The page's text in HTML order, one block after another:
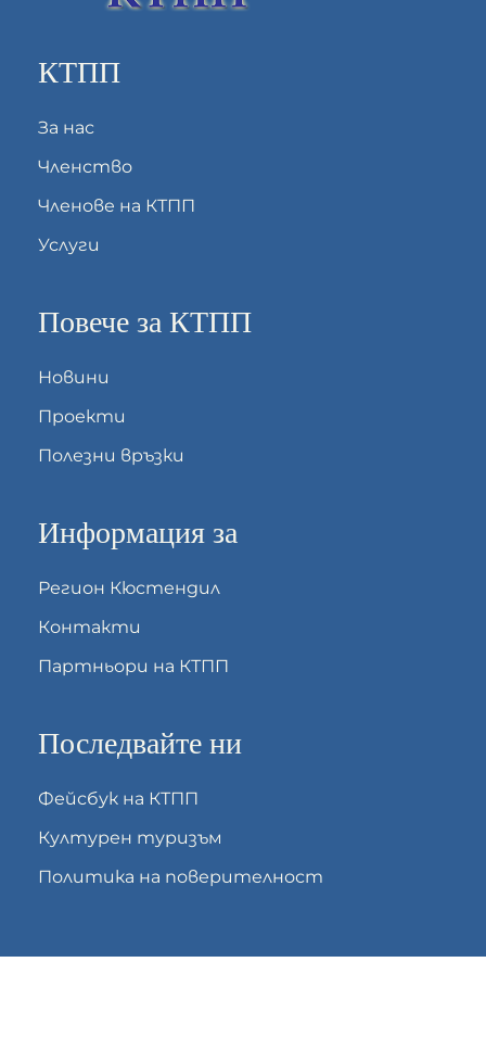
КТПП
За нас
Членство
Членове на КТПП
Услуги
Повече за КТПП
Новини
Проекти
Полезни връзки
Информация за
Регион Кюстендил
Контакти
Партньори на КТПП
Последвайте ни
Фейсбук на КТПП
Културен туризъм
Политика на поверителност